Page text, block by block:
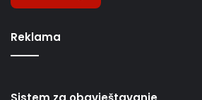
Reklama